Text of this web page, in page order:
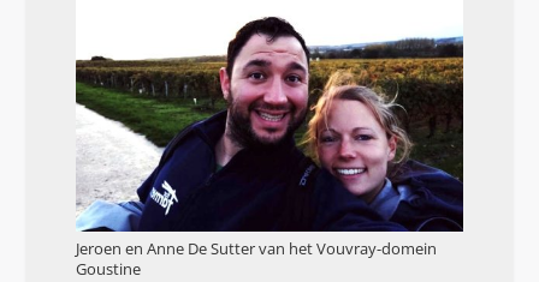
Jeroen en Anne De Sutter van het Vouvray-domein
Goustine